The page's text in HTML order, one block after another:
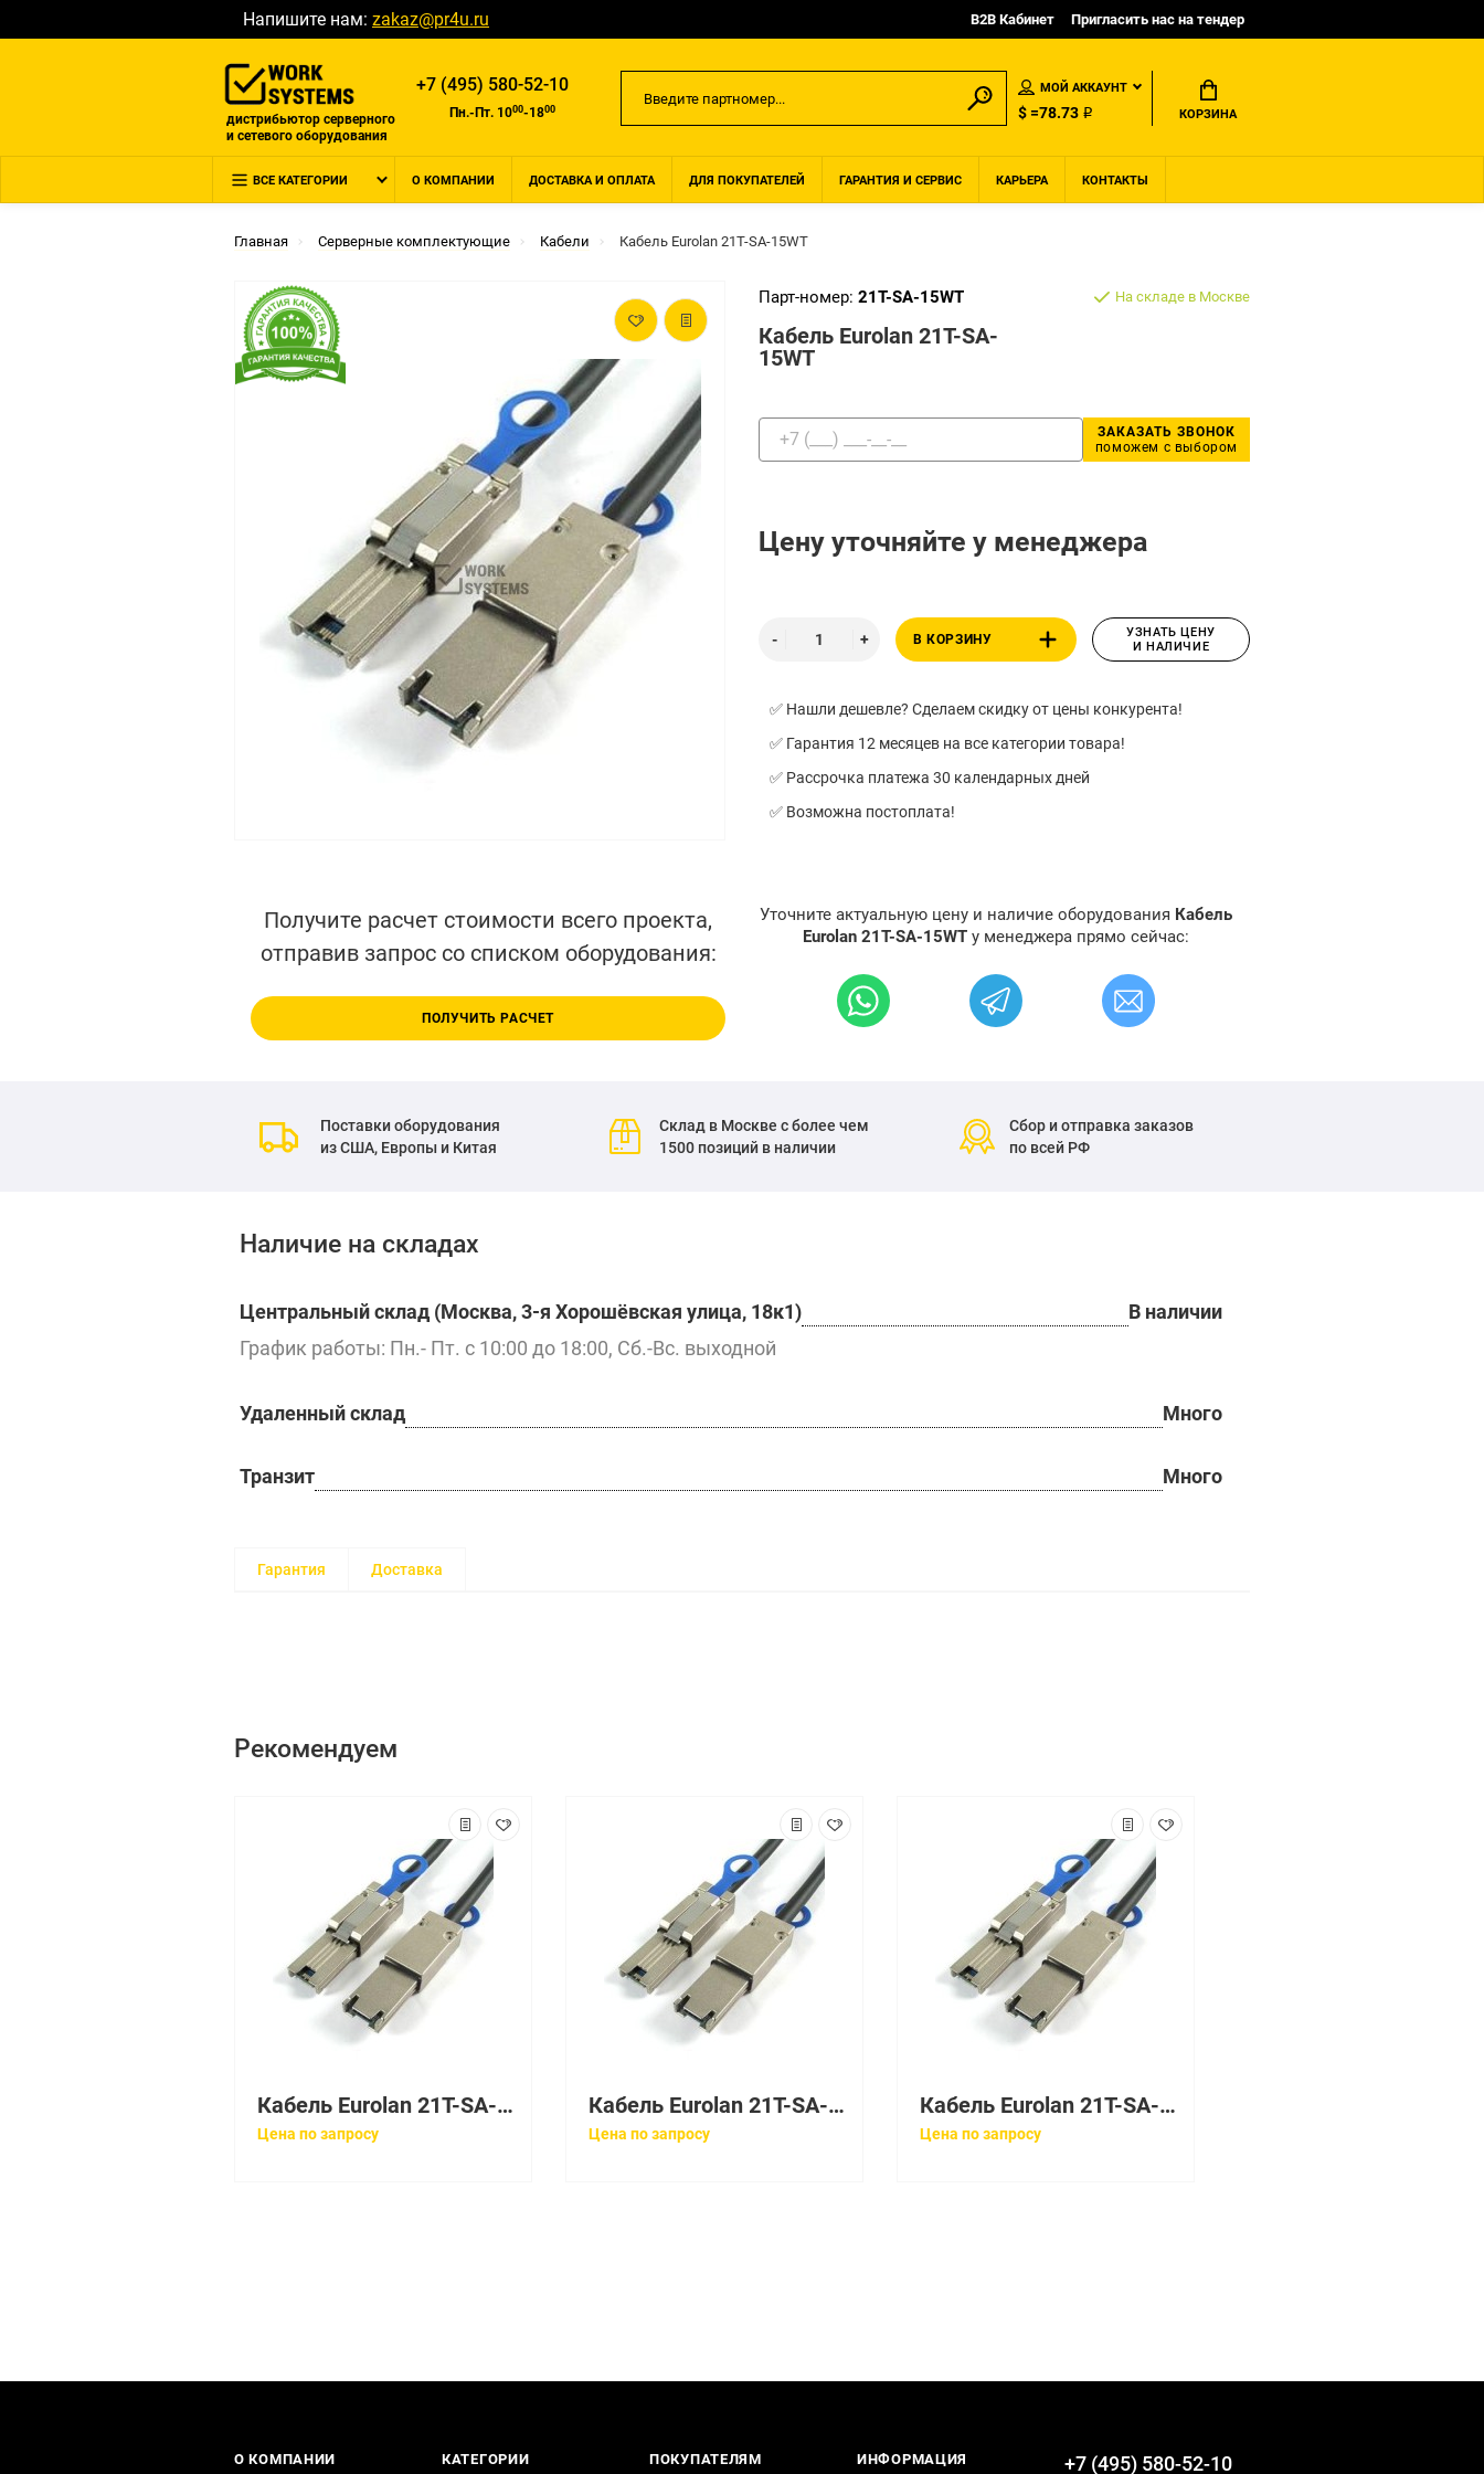
Напишите нам: zakaz@pr4u.ru B2B Кабинет Пригласить нас на тендер
дистрибьютор серверного
и сетевого оборудования
+7 (495) 580-52-10
Пн.-Пт. 1000-1800
МОЙ АККАУНТ
$ =78.73 ₽ КОРЗИНА
ВСЕ КАТЕГОРИИ О КОМПАНИИ ДОСТАВКА И ОПЛАТА ДЛЯ ПОКУПАТЕЛЕЙ ГАРАНТИЯ И СЕРВИС КАРЬЕРА КОНТАКТЫ
Главная Серверные комплектующие Кабели Кабель Eurolan 21T-SA-15WT
Парт-номер: 21T-SA-15WT
Кабель Eurolan 21T-SA-
15WT
На складе в Москве
ЗАКАЗАТЬ ЗВОНОК
поможем с выбором
Цену уточняйте у менеджера
В КОРЗИНУ
УЗНАТЬ ЦЕНУ
И НАЛИЧИЕ
✅ Нашли дешевле? Сделаем скидку от цены конкурента!
✅ Гарантия 12 месяцев на все категории товара!
✅ Рассрочка платежа 30 календарных дней
✅ Возможна постоплата!
Получите расчет стоимости всего проекта,
отправив запрос со списком оборудования:
ПОЛУЧИТЬ РАСЧЕТ
Уточните актуальную цену и наличие оборудования Кабель
Eurolan 21T-SA-15WT у менеджера прямо сейчас:
Поставки оборудования
из США, Европы и Китая
Склад в Москве с более чем
1500 позиций в наличии
Сбор и отправка заказов
по всей РФ
Наличие на складах
Центральный склад (Москва, 3-я Хорошёвская улица, 18к1)
В наличии
График работы: Пн.- Пт. с 10:00 до 18:00, Сб.-Вс. выходной
Удаленный склад Много
Транзит Много
Гарантия Доставка
Рекомендуем
Кабель Eurolan 21T-SA-10WT
Цена по запросу
Кабель Eurolan 21T-SA-20WT
Цена по запросу
Кабель Eurolan 21T-SA-30WT
Цена по запросу
О КОМПАНИИ КАТЕГОРИИ ПОКУПАТЕЛЯМ ИНФОРМАЦИЯ +7 (495) 580-52-10